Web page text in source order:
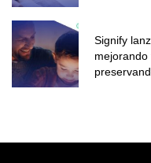
Signify
mejorando